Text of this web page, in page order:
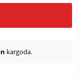
kargoda.